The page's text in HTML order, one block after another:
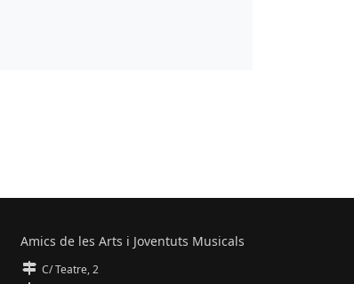
Amics de les Arts i Joventuts Musicals
C/ Teatre, 2